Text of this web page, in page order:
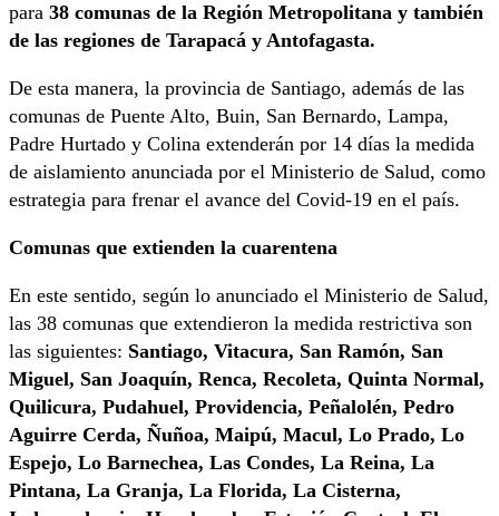
para 38 comunas de la Región Metropolitana y también
de las regiones de Tarapacá y Antofagasta.
De esta manera, la provincia de Santiago, además de las
comunas de Puente Alto, Buin, San Bernardo, Lampa,
Padre Hurtado y Colina extenderán por 14 días la medida
de aislamiento anunciada por el Ministerio de Salud, como
estrategia para frenar el avance del Covid-19 en el país.
Comunas que extienden la cuarentena
En este sentido, según lo anunciado el Ministerio de Salud,
las 38 comunas que extendieron la medida restrictiva son
las siguientes: Santiago, Vitacura, San Ramón, San
Miguel, San Joaquín, Renca, Recoleta, Quinta Normal,
Quilicura, Pudahuel, Providencia, Peñalolén, Pedro
Aguirre Cerda, Ñuñoa, Maipú, Macul, Lo Prado, Lo
Espejo, Lo Barnechea, Las Condes, La Reina, La
Pintana, La Granja, La Florida, La Cisterna,